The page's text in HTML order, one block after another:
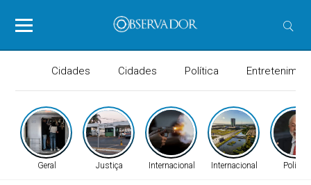
Cidades Cidades Política
Geral Justiça Internacional Internacional Política